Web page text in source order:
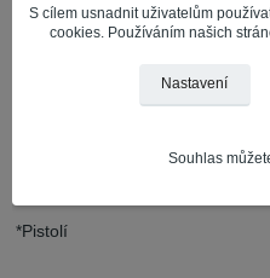
*Pistolí
S cílem usnadnit uživatelům
cookies. Používáním našich
Nastavení
Souhlas